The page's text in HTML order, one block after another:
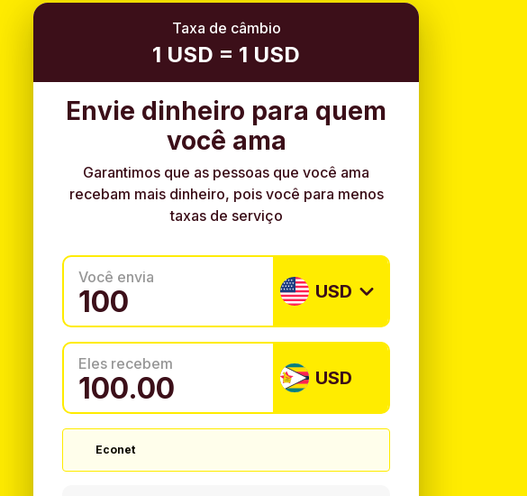
Taxa de câmbio
1 USD = 1 USD
Envie dinheiro para quem
você ama
Garantimos que as pessoas que você ama
recebam mais dinheiro, pois você para menos
taxas de serviço
Você envia
USD
Eles recebem
USD
Econet